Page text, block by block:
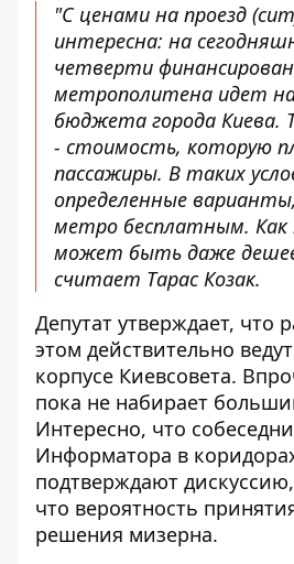
"С ценами на проезд
интересна: на
четверти
метрополитена идет
бюджета города Киева.
- стоимость, которую
пассажиры. В таких
определенные
метро бесплатным.
может быть даже
считает Тарас Козак.
Депутат утверждает, что
этом действительно
корпусе Киевсовета.
пока не набирает
Интересно, что
Информатора в
подтверждают
что вероятность
решения мизерна.